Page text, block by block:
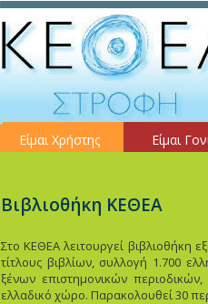
Είμαι Χρήστης Είμαι
Βιβλιοθήκη ΚΕΘΕΑ
Στο ΚΕΘΕΑ λειτουργεί βιβλιοθήκη
τίτλους βιβλίων, συλλογή 1.700
ξένων επιστημονικών
ελλαδικό χώρο. Παρακολουθεί 30